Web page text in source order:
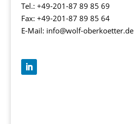
Tel.: +49-201-87 89 85 69
Fax: +49-201-87 89 85 64
E-Mail: info@wolf-oberkoetter.de